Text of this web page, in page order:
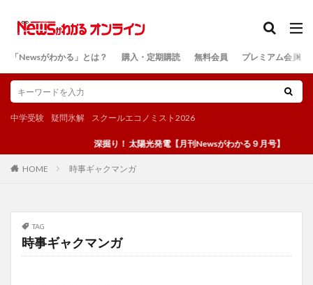
「Newsがわかる」とは？ 購入・定期購読 無料会員 プレミアム会員
中学受験 疑問氷解 スクールエコノミスト2026
深掘り！ 太陽光発電【月刊Newsがわかる９月号】
HOME 時事ギャクマンガ
TAG
時事ギャクマンガ
検索